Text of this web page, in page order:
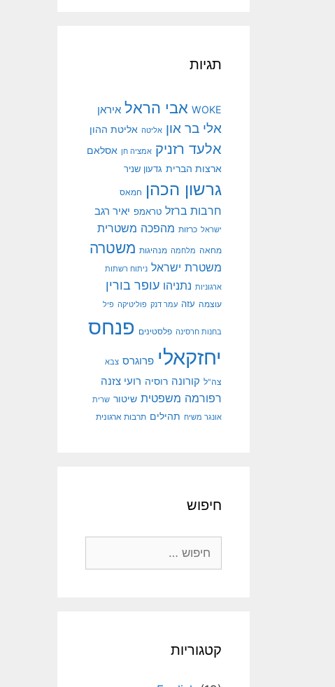
תגיות
WOKE אבי הראל איראן
אלי בר און אליטה אליטת ההון
אלעד רזניק אמציה חן אסלאם
ארצות הברית גדעון שניר
גרשון הכהן חמאס
חרבות ברזל טראמפ יאיר רגב
ישראל כרזות מהפכה משטרית
מחאה מלחמה מנהיגות משטרה
משטרת ישראל ניתוח רשתות
ארגוניות נתניהו עופר בורין
עוצמה עזה עמר דנק פוליטיקה פיל
בחנות חרסינה פלסטינים פנחס
יחזקאלי פרוגרס צבא
צה"ל קורונה רוסיה רועי צזנה
רפורמה משפטית שיטור שרית
אונגר משיח תהילים תרבות ארגונית
חיפוש
קטגוריות